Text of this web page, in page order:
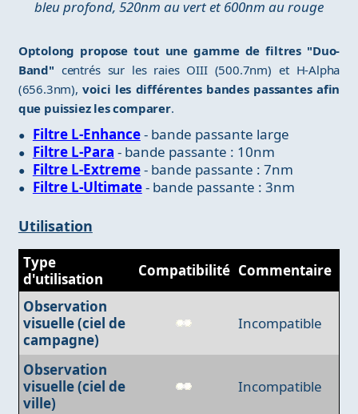
bleu profond, 520nm au vert et 600nm au rouge
Optolong propose tout une gamme de filtres "Duo-
Band" centrés sur les raies OIII (500.7nm) et H-Alpha
(656.3nm),voici les différentes bandes passantes afin
que puissiez les comparer.
Filtre L-Enhance- bande passante large
Filtre L-Para - bande passante : 10nm
Filtre L-Extreme- bande passante : 7nm
Filtre L-Ultimate- bande passante : 3nm
Utilisation
Type
d'utilisation
Compatibilité Commentaire
Observation
visuelle (ciel de
campagne)
Incompatible
Observation
visuelle (ciel de
ville)
Incompatible